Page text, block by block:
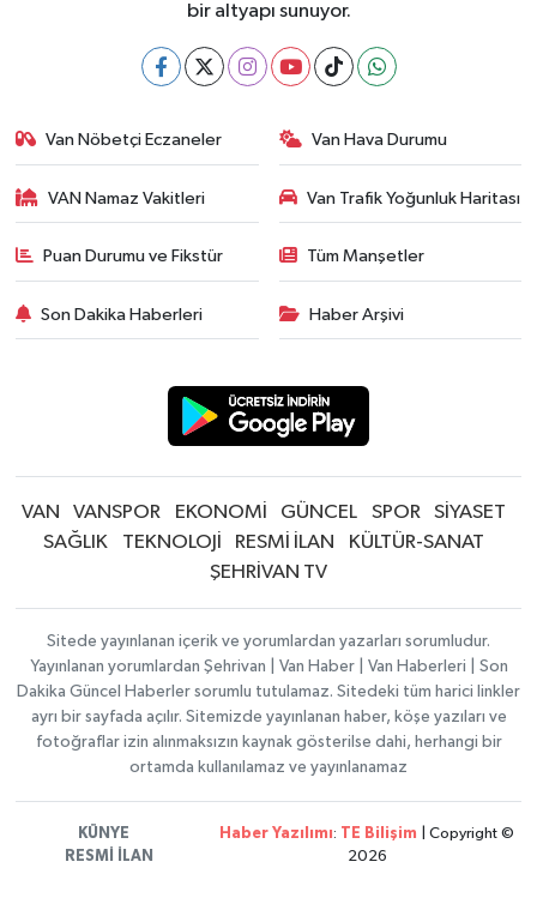
bir altyapı sunuyor.
Van Nöbetçi Eczaneler Van Hava Durumu
VAN Namaz Vakitleri Van Trafik Yoğunluk Haritası
Puan Durumu ve Fikstür Tüm Manşetler
Son Dakika Haberleri Haber Arşivi
VAN VANSPOR EKONOMİ GÜNCEL SPOR
SİYASET
SAĞLIK
TEKNOLOJİ RESMİ İLAN
KÜLTÜR-SANAT
ŞEHRİVAN TV
Sitede yayınlanan içerik ve yorumlardan yazarları sorumludur.
Yayınlanan yorumlardan Şehrivan | Van Haber | Van Haberleri | Son
Dakika Güncel Haberler sorumlu tutulamaz. Sitedeki tüm harici linkler
ayrı bir sayfada açılır. Sitemizde yayınlanan haber, köşe yazıları ve
fotoğraflar izin alınmaksızın kaynak gösterilse dahi, herhangi bir
ortamda kullanılamaz ve yayınlanamaz
KÜNYE
RESMİ İLAN
Haber Yazılımı: TE Bilişim | Copyright ©
2026